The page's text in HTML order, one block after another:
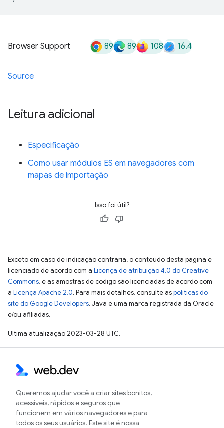
Browser Support 89 89 108 16.4
Source
Leitura adicional
Especificação
Como usar módulos ES em navegadores com
mapas de importação
Isso foi útil?
Exceto em caso de indicação contrária, o conteúdo desta página é
licenciado de acordo com a Licença de atribuição 4.0 do Creative
Commons, e as amostras de código são licenciadas de acordo com
a Licença Apache 2.0. Para mais detalhes, consulte aspolíticas do
site do Google Developers. Java é uma marca registrada da Oracle
e/ou afiliadas.
Última atualização 2023-03-28 UTC.
Queremos ajudar você a criar sites bonitos,
acessíveis, rápidos e seguros que
funcionem em vários navegadores e para
todos os seus usuários. Este site é nossa